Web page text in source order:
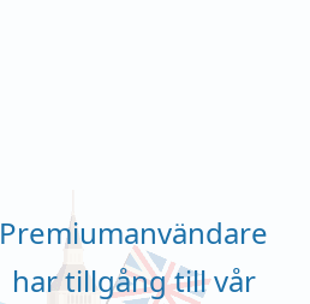
Premiumanvändare
har tillgång till vår